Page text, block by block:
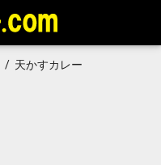
/ 天かすカレー